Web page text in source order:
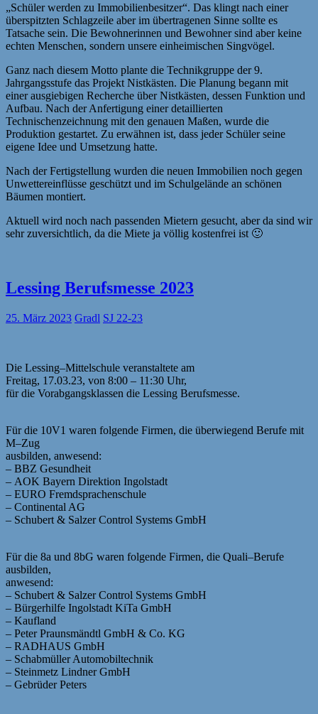
„Schüler werden zu Immobilienbesitzer“. Das klingt nach einer
überspitzten Schlagzeile aber im übertragenen Sinne sollte es
Tatsache sein. Die Bewohnerinnen und Bewohner sind aber keine
echten Menschen, sondern unsere einheimischen Singvögel.
Ganz nach diesem Motto plante die Technikgruppe der 9.
Jahrgangsstufe das Projekt Nistkästen. Die Planung begann mit
einer ausgiebigen Recherche über Nistkästen, dessen Funktion und
Aufbau. Nach der Anfertigung einer detaillierten
Technischenzeichnung mit den genauen Maßen, wurde die
Produktion gestartet. Zu erwähnen ist, dass jeder Schüler seine
eigene Idee und Umsetzung hatte.
Nach der Fertigstellung wurden die neuen Immobilien noch gegen
Unwettereinflüsse geschützt und im Schulgelände an schönen
Bäumen montiert.
Aktuell wird noch nach passenden Mietern gesucht, aber da sind wir
sehr zuversichtlich, da die Miete ja völlig kostenfrei ist 🙂
Lessing Berufsmesse 2023
25. März 2023 Gradl SJ 22-23
Die Lessing–Mittelschule veranstaltete am
Freitag, 17.03.23, von 8:00 – 11:30 Uhr,
für die Vorabgangsklassen die Lessing Berufsmesse.
Für die 10V1 waren folgende Firmen, die überwiegend Berufe mit
M–Zug
ausbilden, anwesend:
– BBZ Gesundheit
– AOK Bayern Direktion Ingolstadt
– EURO Fremdsprachenschule
– Continental AG
– Schubert & Salzer Control Systems GmbH
Für die 8a und 8bG waren folgende Firmen, die Quali–Berufe
ausbilden,
anwesend:
– Schubert & Salzer Control Systems GmbH
– Bürgerhilfe Ingolstadt KiTa GmbH
– Kaufland
– Peter Praunsmändtl GmbH & Co. KG
– RADHAUS GmbH
– Schabmüller Automobiltechnik
– Steinmetz Lindner GmbH
– Gebrüder Peters